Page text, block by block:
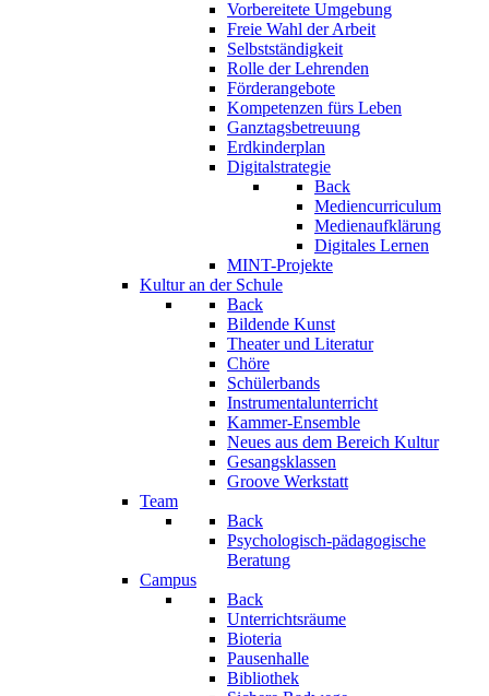
Vorbereitete Umgebung
Freie Wahl der Arbeit
Selbstständigkeit
Rolle der Lehrenden
Förderangebote
Kompetenzen fürs Leben
Ganztagsbetreuung
Erdkinderplan
Digitalstrategie
Back
Mediencurriculum
Medienaufklärung
Digitales Lernen
MINT-Projekte
Kultur an der Schule
Back
Bildende Kunst
Theater und Literatur
Chöre
Schülerbands
Instrumentalunterricht
Kammer-Ensemble
Neues aus dem Bereich Kultur
Gesangsklassen
Groove Werkstatt
Team
Back
Psychologisch-pädagogische
Beratung
Campus
Back
Unterrichtsräume
Bioteria
Pausenhalle
Bibliothek